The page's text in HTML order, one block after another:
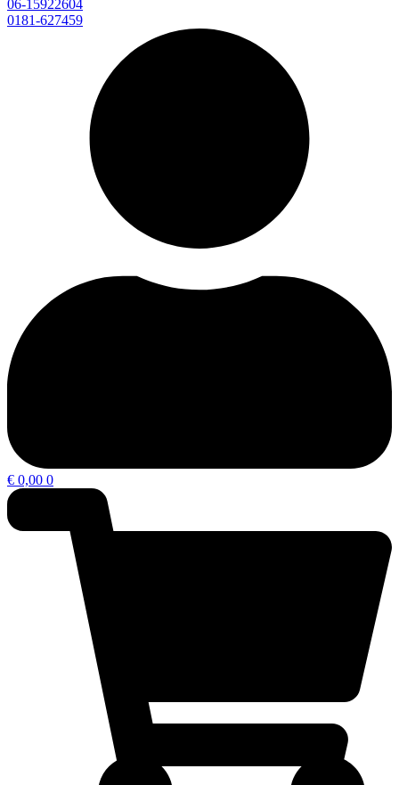
06-15922604
0181-627459
€ 0,00 0